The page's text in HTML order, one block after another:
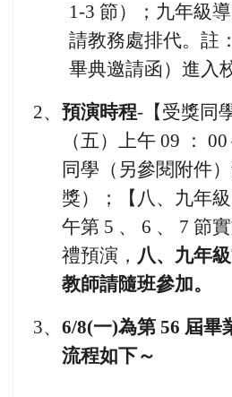
1-3 節）；九年級
請教務處排代。註
畢典邀請函）進入
2、 預演時程-【受獎同
（五）上午 09 ：
同學（另參閱附件
獎）；【八、九年
午第 5 、 6 、 7 節
禮預演， 八、九年
教師請隨班參加。
3、 6/8(一)為第 56 屆畢
流程如下～